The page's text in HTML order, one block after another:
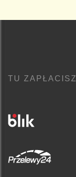
TU ZAPŁACISZ